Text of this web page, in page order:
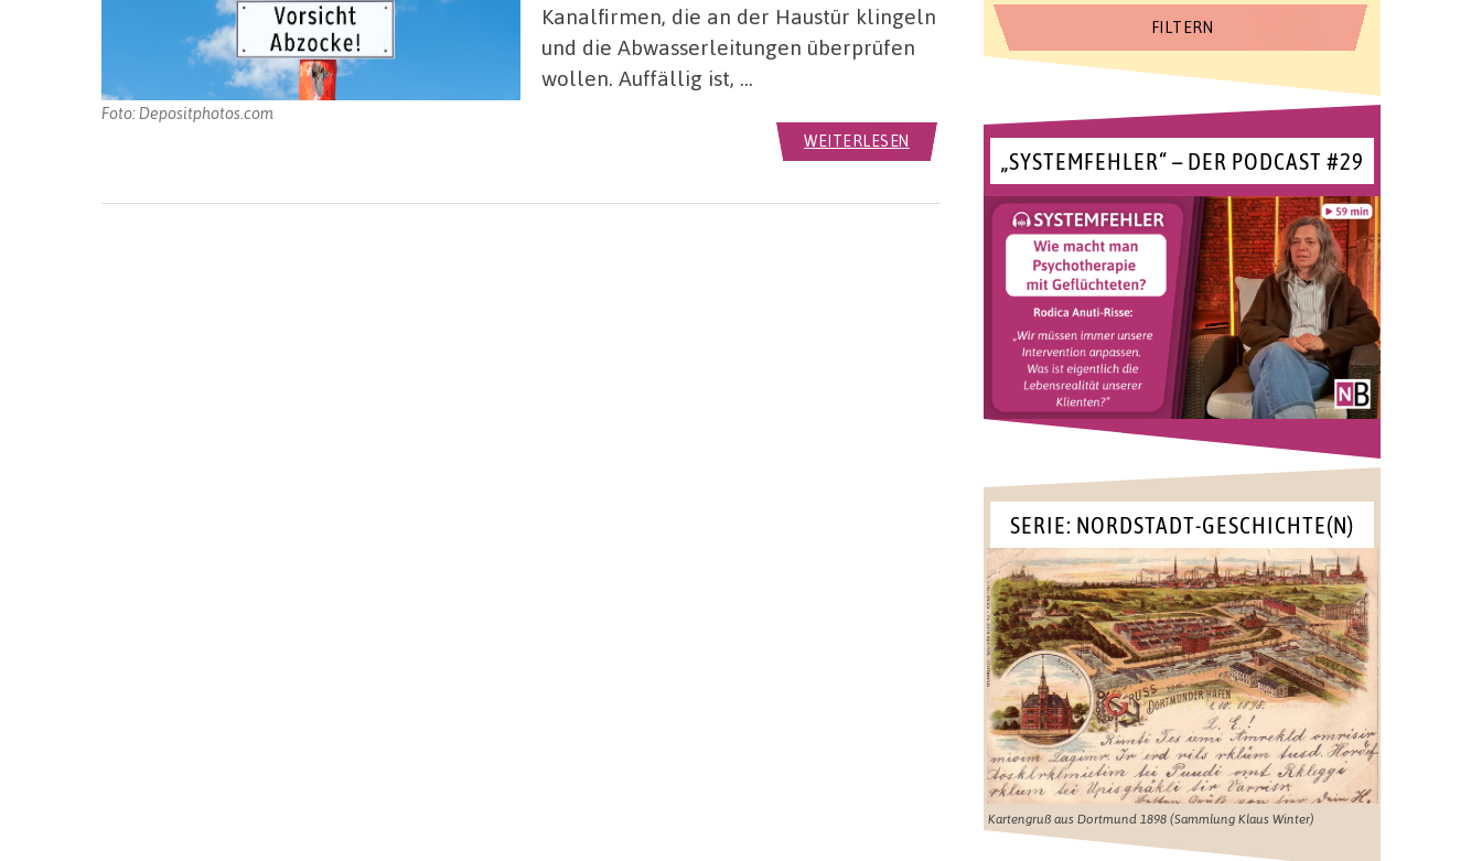
Foto: Depositphotos.com
Kanalfirmen, die an der Haustür klingeln
und die Abwasserleitungen überprüfen
wollen. Auffällig ist, …
WEITERLESEN
„SYSTEMFEHLER“ – DER PODCAST #29
SERIE: NORDSTADT-GESCHICHTE(N)
Kartengruß aus Dortmund 1898 (Sammlung Klaus Winter)